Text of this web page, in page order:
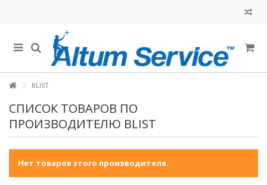
BLIST
СПИСОК ТОВАРОВ ПО
ПРОИЗВОДИТЕЛЮ BLIST
Нет товаров этого производителя.